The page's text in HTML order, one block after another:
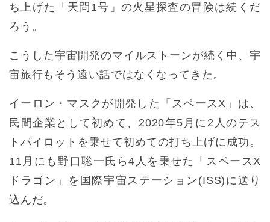
ち上げた「天問1号」の火星探査の冒険は続くだ
ろう。
こうした宇宙開発のマイルストーンが続く中、宇
宙旅行もそう遠い話ではなくなってきた。
イーロン・マスクが開発した「スペースX」は、
民間企業として初めて、2020年5月に2人のテス
トパイロットを乗せて初めての打ち上げに成功。
11月にも野口聡一氏ら4人を乗せた「スペースX
ドラゴン」を国際宇宙ステーション(ISS)に送り
込んだ。